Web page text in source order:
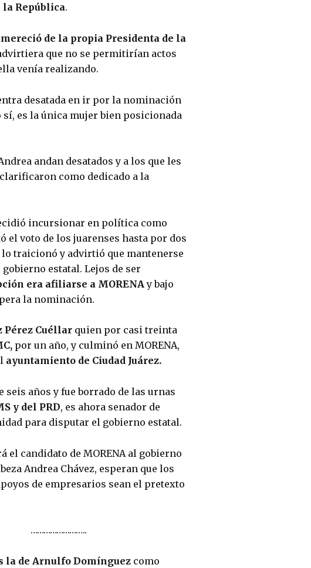
la República.
mereció de la propia Presidenta de la
que no se permitirían actos
venía realizando.
desatada en ir por la nominación
sí, es la única mujer bien posicionada
andan desatados y a los que les
como dedicado a la
incursionar en política como
el voto de los juarenses hasta por dos
traicionó y advirtió que mantenerse
estatal. Lejos de ser
era afiliarse a MORENA y bajo
la nominación.
Pérez Cuéllar quien por casi treinta
por un año, y culminó en MORENA,
ayuntamiento de Ciudad Juárez.
seis años y fue borrado de las urnas
y del PRD, es ahora senador de
para disputar el gobierno estatal.
el candidato de MORENA al gobierno
Andrea Chávez, esperan que los
de empresarios sean el pretexto
……………………..
la de Arnulfo Domínguez como